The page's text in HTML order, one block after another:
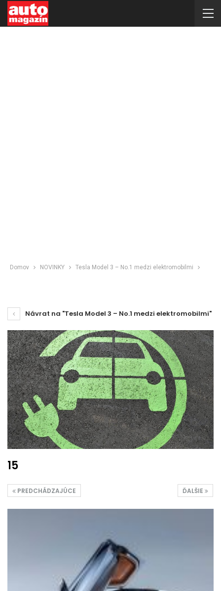
Domov NOVINKY Tesla Model 3 – No.1 medzi elektromobilmi
Návrat na "Tesla Model 3 – No.1 medzi elektromobilmi"
15
ĎALŠIE
PREDCHÁDZAJÚCE